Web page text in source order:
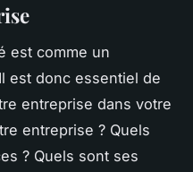
est comme un
est donc essentiel de
entreprise dans votre
entreprise ? Quels
? Quels sont ses